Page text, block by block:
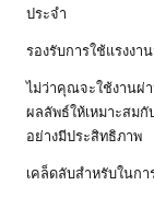
ประจำ
รองรับการใช้แรงงา
ไม่ว่าคุณจะใช้งานผ่
ผลลัพธ์ให้เหมาะสม
อย่างมีประสิทธิภาพ
เคล็ดลับสำหรับในก